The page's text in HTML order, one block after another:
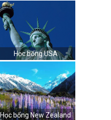
Học bổng USA
Học bổng New Zealand